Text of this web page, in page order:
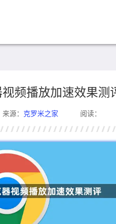
视频播放加速效果测
来源： 克罗米之家 阅读：